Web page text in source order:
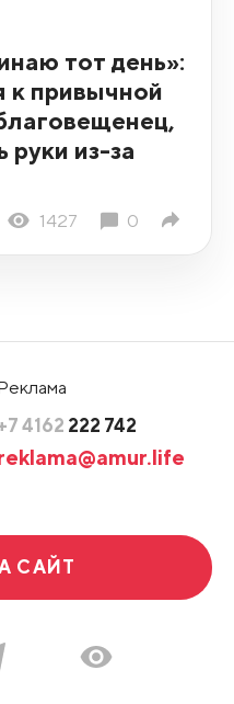
тот день»:
к привычной
руки из-за
1427 0
4162 222 742
САЙТ